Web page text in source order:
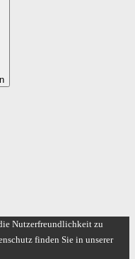
Nutzerfreundlichkeit zu
finden Sie in unserer